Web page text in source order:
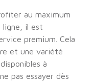
au maximum
ligne, il est
premium. Cela
et une variété
à
pas essayer dès